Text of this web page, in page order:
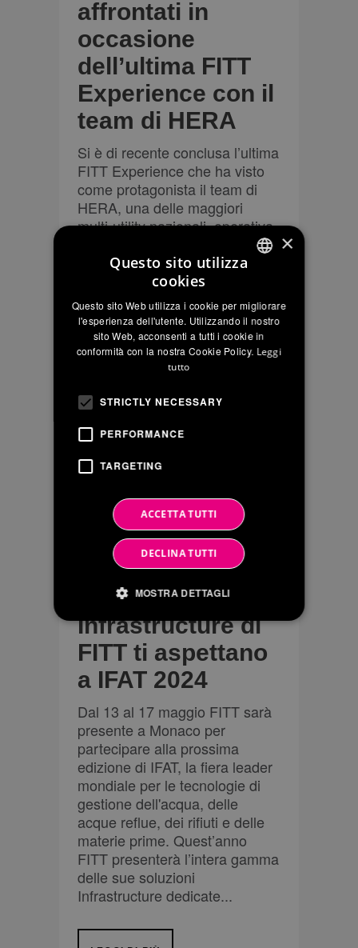
affrontati in
occasione
dell’ultima FITT
Experience con il
team di HERA
Si è di recente conclusa l’ultima
FITT Experience che ha visto
come protagonista il team di
HERA, una delle maggiori
multi-utility nazionali, operativa
ambiente, idrico ed energia.
Iniziata lo scorso 3 giugno con
momenti di formazione a tema
corporate e sostenibilità presso
l’Headquarter...
07 Mag Le
soluzioni
Infrastructure di
FITT ti aspettano
a IFAT 2024
Dal 13 al 17 maggio FITT sarà
presente a Monaco per
partecipare alla prossima
edizione di IFAT, la fiera leader
mondiale per le tecnologie di
gestione dell'acqua, delle
acque reflue, dei rifiuti e delle
materie prime. Quest’anno
FITT presenterà l’intera gamma
delle sue soluzioni
Infrastructure dedicate...
ENGLISH
FRENCH
×
Questo sito utilizza
cookies
Questo sito Web utilizza i cookie per migliorare
l'esperienza dell'utente. Utilizzando il nostro
sito Web, acconsenti a tutti i cookie in
conformità con la nostra Cookie Policy. Leggi
tutto
STRICTLY NECESSARY
PERFORMANCE
TARGETING
ACCETTA TUTTI
DECLINA TUTTI
MOSTRA DETTAGLI
Strictly necessary
Performance
Targeting
Strictly necessary cookies allow core website
functionality such as user login and account
management. The website cannot be used
properly without strictly necessary cookies.
Provider
/
Domain
Expiration Description
li_gc
LinkedIn
Corporation
.linkedin.com
6 mesi
Utilizzato per
memorizzare il
dell'ospite
all'uso dei
cookie per scopi
_GRECAPTCHAGoogle LLC
www.google.com
6 mesi
reCAPTCHA